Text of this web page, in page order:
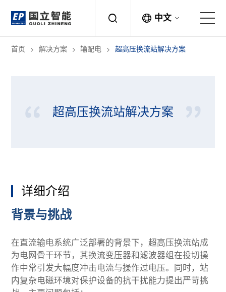
关于国立
产品中心
中文
首页 解决方案 输配电 超高压换流站解决方案
超高压换流站解决方案
详细介绍
背景与挑战
在直流输电系统广泛部署的背景下，超高压换流站成
为电网骨干环节，其换流变压器和滤波器组在投切操
作中常引发大幅度冲击电流与操作过电压。同时，站
内复杂电磁环境对保护设备的抗干扰能力提出严苛挑